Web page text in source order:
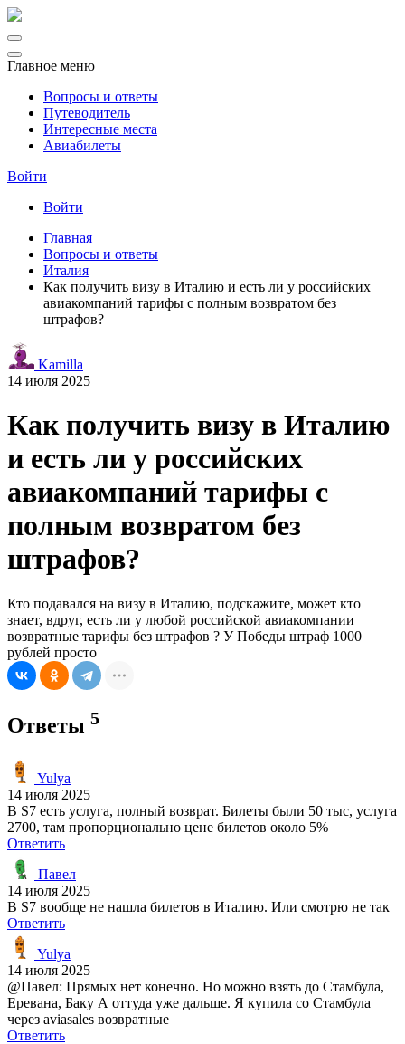
Главное меню
Вопросы и ответы
Путеводитель
Интересные места
Авиабилеты
Войти
Войти
Главная
Вопросы и ответы
Италия
Как получить визу в Италию и есть ли у российских
авиакомпаний тарифы с полным возвратом без
штрафов?
Kamilla
14 июля 2025
Как получить визу в Италию
и есть ли у российских
авиакомпаний тарифы с
полным возвратом без
штрафов?
Кто подавался на визу в Италию, подскажите, может кто
знает, вдруг, есть ли у любой российской авиакомпании
возвратные тарифы без штрафов ? У Победы штраф 1000
рублей просто
Ответы 5
Yulya
14 июля 2025
В S7 есть услуга, полный возврат. Билеты были 50 тыс, услуга
2700, там пропорционально цене билетов около 5%
Ответить
Павел
14 июля 2025
В S7 вообще не нашла билетов в Италию. Или смотрю не так
Ответить
Yulya
14 июля 2025
@Павел: Прямых нет конечно. Но можно взять до Стамбула,
Еревана, Баку А оттуда уже дальше. Я купила со Стамбула
через aviasales возвратные
Ответить